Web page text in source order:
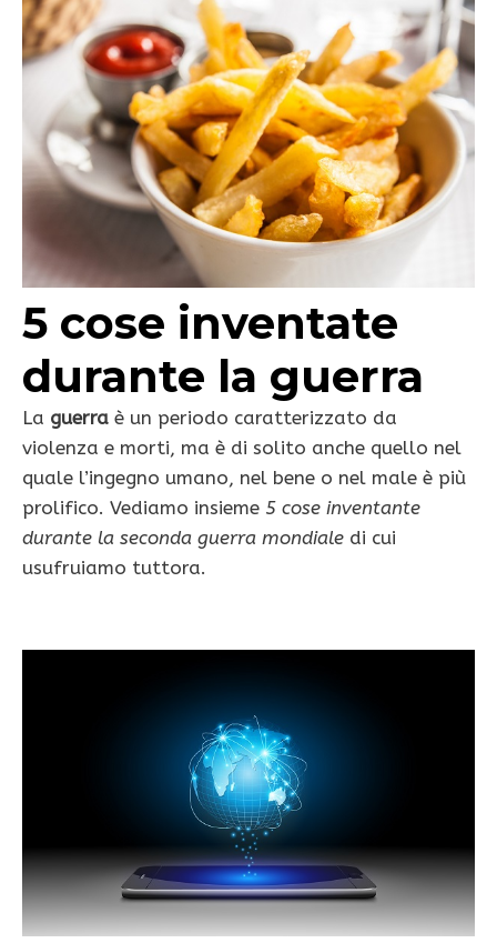
5 cose inventate
durante la guerra
La guerra è un periodo caratterizzato da
violenza e morti, ma è di solito anche quello nel
quale l’ingegno umano, nel bene o nel male è più
prolifico. Vediamo insieme 5 cose inventante
durante la seconda guerra mondiale di cui
usufruiamo tuttora.